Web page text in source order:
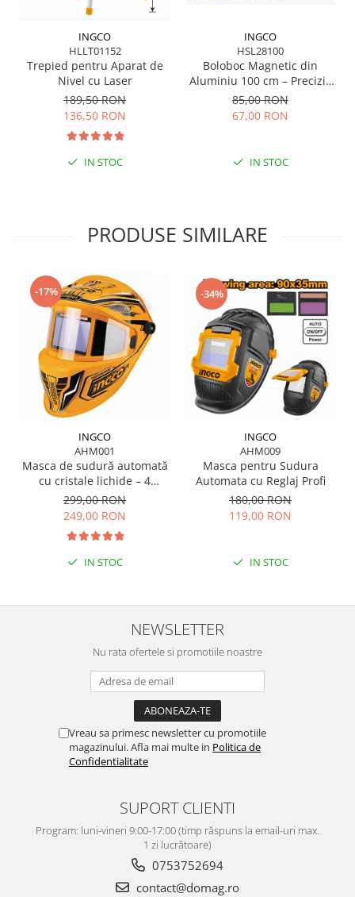
Unelte pentru altoit
Unelte pentru grădină
Greble
Ventilatoare
INGCO
HLLT01152
Trepied pentru Aparat de
Nivel cu Laser
189,50 RON
136,50 RON
IN STOC
INGCO
HSL28100
Boloboc Magnetic din
Aluminiu 100 cm – Precizie
și Durabilitate pentru
Profesioniști
85,00 RON
67,00 RON
IN STOC
PRODUSE SIMILARE
-17%
INGCO
AHM001
Masca de sudură automată
cu cristale lichide – 4
senzori, vizor XL, protecție
DIN 16
299,00 RON
249,00 RON
IN STOC
-34%
INGCO
AHM009
Masca pentru Sudura
Automata cu Reglaj Profi
180,00 RON
119,00 RON
IN STOC
NEWSLETTER
Nu rata ofertele si promotiile noastre
Vreau sa primesc newsletter cu promotiile
magazinului. Afla mai multe in Politica de
Confidentialitate
SUPORT CLIENTI
Program: luni-vineri 9:00-17:00 (timp răspuns la email-uri max.
1 zi lucrătoare)
0753752694
contact@domag.ro